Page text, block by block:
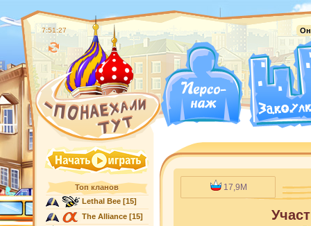
7:51:29
Топ кланов
Lethal Bee[15]
The Alliance[15]
17,9M